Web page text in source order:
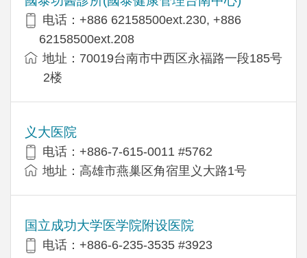
电话：+886 62158500ext.230, +886
62158500ext.208
地址：70019台南市中西区永福路一段185号
2楼
义大医院
电话：+886-7-615-0011 #5762
地址：高雄市燕巢区角宿里义大路1号
国立成功大学医学院附设医院
电话：+886-6-235-3535 #3923